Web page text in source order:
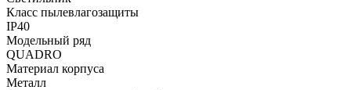
Класс пылевлагозащиты
IP40
Модельный ряд
QUADRO
Материал корпуса
Металл